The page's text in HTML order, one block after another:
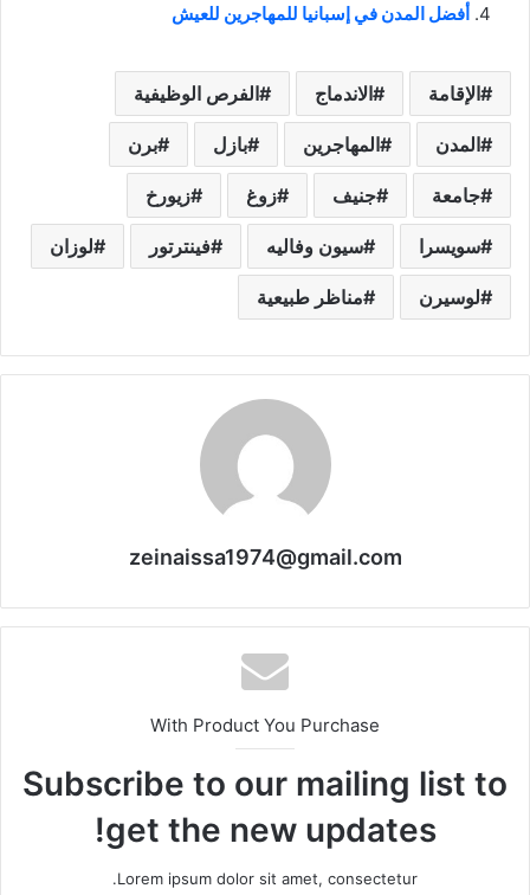
أفضل المدن في إسبانيا للمهاجرين للعيش
الإقامة الاندماج الفرص الوظيفية
المدن المهاجرين بازل برن
جامعة جنيف زوغ زيورخ
سويسرا سيون وفاليه فينترتور لوزان
لوسيرن مناظر طبيعية
zeinaissa1974@gmail.com
With Product You Purchase
Subscribe to our mailing list to
get the new updates!
Lorem ipsum dolor sit amet, consectetur.